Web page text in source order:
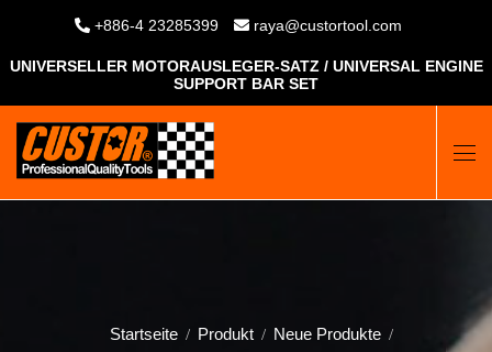
+886-4 23285399 raya@custortool.com
UNIVERSELLER MOTORAUSLEGER‑SATZ / UNIVERSAL ENGINE
SUPPORT BAR SET
Startseite Produkt
Neue Produkte